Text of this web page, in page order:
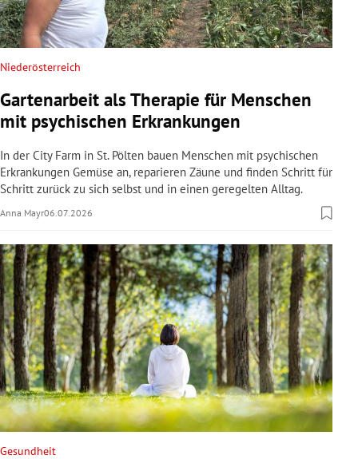
Niederösterreich
Gartenarbeit als Therapie für Menschen
mit psychischen Erkrankungen
In der City Farm in St. Pölten bauen Menschen mit psychischen
Erkrankungen Gemüse an, reparieren Zäune und finden Schritt für
Schritt zurück zu sich selbst und in einen geregelten Alltag.
Anna Mayr06.07.2026
Gesundheit